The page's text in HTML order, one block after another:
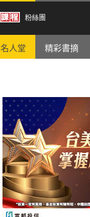
粉絲團
名人堂 精彩書摘